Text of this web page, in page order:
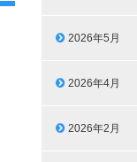
2026年5月
2026年4月
2026年2月